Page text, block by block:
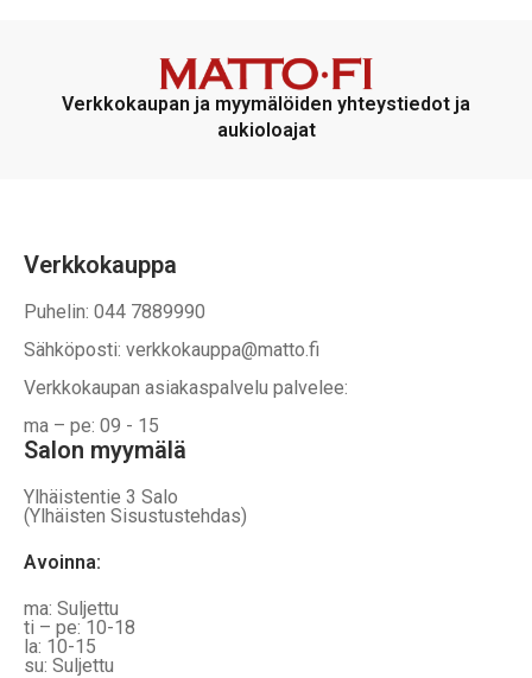
sivullaVerkkokaupan ja myymälöiden yhteystiedot ja
aukioloajat
Verkkokauppa
Puhelin: 044 7889990
Sähköposti: verkkokauppa@matto.fi
Verkkokaupan asiakaspalvelu palvelee:
ma – pe: 09 - 15
Salon myymälä
Ylhäistentie 3 Salo
(Ylhäisten Sisustustehdas)
Avoinna:
ma: Suljettu
ti – pe: 10-18
la: 10-15
su: Suljettu